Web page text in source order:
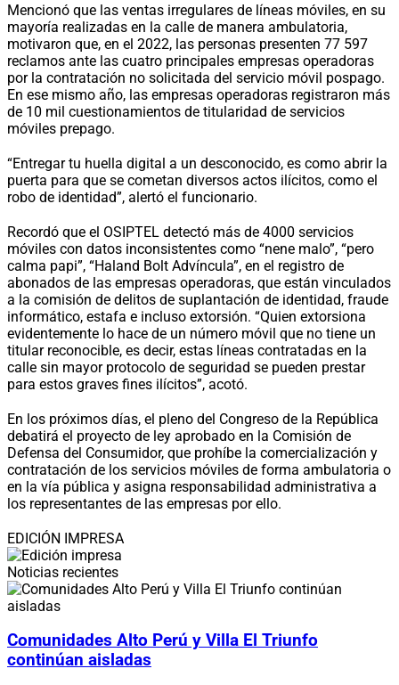
Mencionó que las ventas irregulares de líneas móviles, en su
mayoría realizadas en la calle de manera ambulatoria,
motivaron que, en el 2022, las personas presenten 77 597
reclamos ante las cuatro principales empresas operadoras
por la contratación no solicitada del servicio móvil pospago.
En ese mismo año, las empresas operadoras registraron más
de 10 mil cuestionamientos de titularidad de servicios
móviles prepago.
“Entregar tu huella digital a un desconocido, es como abrir la
puerta para que se cometan diversos actos ilícitos, como el
robo de identidad”, alertó el funcionario.
Recordó que el OSIPTEL detectó más de 4000 servicios
móviles con datos inconsistentes como “nene malo”, “pero
calma papi”, “Haland Bolt Advíncula”, en el registro de
abonados de las empresas operadoras, que están vinculados
a la comisión de delitos de suplantación de identidad, fraude
informático, estafa e incluso extorsión. “Quien extorsiona
evidentemente lo hace de un número móvil que no tiene un
titular reconocible, es decir, estas líneas contratadas en la
calle sin mayor protocolo de seguridad se pueden prestar
para estos graves fines ilícitos”, acotó.
En los próximos días, el pleno del Congreso de la República
debatirá el proyecto de ley aprobado en la Comisión de
Defensa del Consumidor, que prohíbe la comercialización y
contratación de los servicios móviles de forma ambulatoria o
en la vía pública y asigna responsabilidad administrativa a
los representantes de las empresas por ello.
EDICIÓN IMPRESA
Noticias recientes
Comunidades Alto Perú y Villa El Triunfo
continúan aisladas